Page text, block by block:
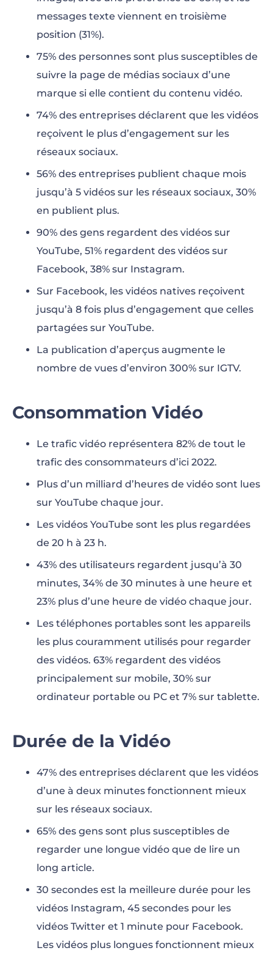
messages texte viennent en troisième
position (31%).
75% des personnes sont plus susceptibles de
suivre la page de médias sociaux d’une
marque si elle contient du contenu vidéo.
74% des entreprises déclarent que les vidéos
reçoivent le plus d’engagement sur les
réseaux sociaux.
56% des entreprises publient chaque mois
jusqu’à 5 vidéos sur les réseaux sociaux, 30%
en publient plus.
90% des gens regardent des vidéos sur
YouTube, 51% regardent des vidéos sur
Facebook, 38% sur Instagram.
Sur Facebook, les vidéos natives reçoivent
jusqu’à 8 fois plus d’engagement que celles
partagées sur YouTube.
La publication d’aperçus augmente le
nombre de vues d’environ 300% sur IGTV.
Consommation Vidéo
Le trafic vidéo représentera 82% de tout le
trafic des consommateurs d’ici 2022.
Plus d’un milliard d’heures de vidéo sont lues
sur YouTube chaque jour.
Les vidéos YouTube sont les plus regardées
de 20 h à 23 h.
43% des utilisateurs regardent jusqu’à 30
minutes, 34% de 30 minutes à une heure et
23% plus d’une heure de vidéo chaque jour.
Les téléphones portables sont les appareils
les plus couramment utilisés pour regarder
des vidéos. 63% regardent des vidéos
principalement sur mobile, 30% sur
ordinateur portable ou PC et 7% sur tablette.
Durée de la Vidéo
47% des entreprises déclarent que les vidéos
d’une à deux minutes fonctionnent mieux
sur les réseaux sociaux.
65% des gens sont plus susceptibles de
regarder une longue vidéo que de lire un
long article.
30 secondes est la meilleure durée pour les
vidéos Instagram, 45 secondes pour les
vidéos Twitter et 1 minute pour Facebook.
Les vidéos plus longues fonctionnent mieux